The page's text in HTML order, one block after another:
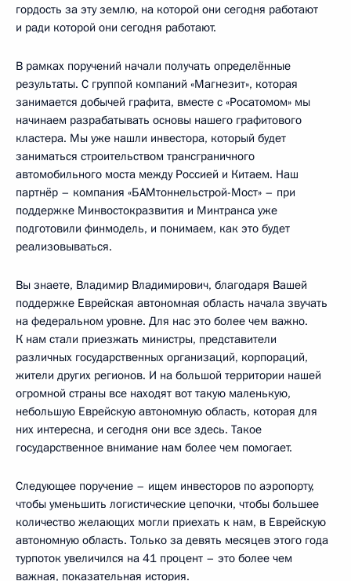
гордость за эту землю, на которой они сегодня работают
и ради которой они сегодня работают.
В рамках поручений начали получать определённые
результаты. С группой компаний «Магнезит», которая
занимается добычей графита, вместе с «Росатомом» мы
начинаем разрабатывать основы нашего графитового
кластера. Мы уже нашли инвестора, который будет
заниматься строительством трансграничного
автомобильного моста между Россией и Китаем. Наш
партнёр – компания «БАМтоннельстрой-Мост» – при
поддержке Минвостокразвития и Минтранса уже
подготовили финмодель, и понимаем, как это будет
реализовываться.
Вы знаете, Владимир Владимирович, благодаря Вашей
поддержке Еврейская автономная область начала звучать
на федеральном уровне. Для нас это более чем важно.
К нам стали приезжать министры, представители
различных государственных организаций, корпораций,
жители других регионов. И на большой территории нашей
огромной страны все находят вот такую маленькую,
небольшую Еврейскую автономную область, которая для
них интересна, и сегодня они все здесь. Такое
государственное внимание нам более чем помогает.
Следующее поручение – ищем инвесторов по аэропорту,
чтобы уменьшить логистические цепочки, чтобы большее
количество желающих могли приехать к нам, в Еврейскую
автономную область. Только за девять месяцев этого года
турпоток увеличился на 41 процент – это более чем
важная, показательная история.